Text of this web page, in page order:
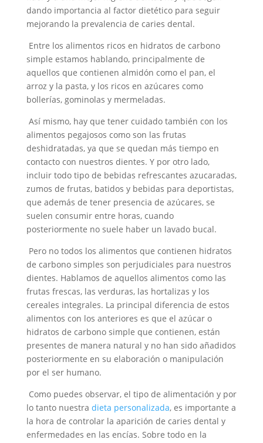
dando importancia al factor dietético para seguir
mejorando la prevalencia de caries dental.
Entre los alimentos ricos en hidratos de carbono
simple estamos hablando, principalmente de
aquellos que contienen almidón como el pan, el
arroz y la pasta, y los ricos en azúcares como
bollerías, gominolas y mermeladas.
Así mismo, hay que tener cuidado también con los
alimentos pegajosos como son las frutas
deshidratadas, ya que se quedan más tiempo en
contacto con nuestros dientes. Y por otro lado,
incluir todo tipo de bebidas refrescantes azucaradas,
zumos de frutas, batidos y bebidas para deportistas,
que además de tener presencia de azúcares, se
suelen consumir entre horas, cuando
posteriormente no suele haber un lavado bucal.
Pero no todos los alimentos que contienen hidratos
de carbono simples son perjudiciales para nuestros
dientes. Hablamos de aquellos alimentos como las
frutas frescas, las verduras, las hortalizas y los
cereales integrales. La principal diferencia de estos
alimentos con los anteriores es que el azúcar o
hidratos de carbono simple que contienen, están
presentes de manera natural y no han sido añadidos
posteriormente en su elaboración o manipulación
por el ser humano.
Como puedes observar, el tipo de alimentación y por
lo tanto nuestra dieta personalizada, es importante a
la hora de controlar la aparición de caries dental y
enfermedades en las encías. Sobre todo en la